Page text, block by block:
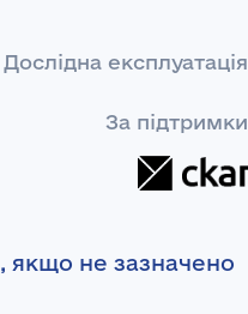
Дослідна експлуатація
За підтримки
, якщо не зазначено